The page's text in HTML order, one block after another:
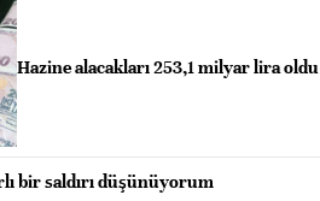
Hazine alacakları 253,1 milyar lira oldu
bir saldırı düşünüyorum